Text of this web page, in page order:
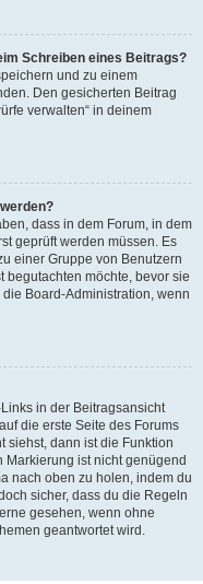
Schreiben eines Beitrags?
und zu einem
Den gesicherten Beitrag
verwalten“ in deinem
dass in dem Forum, in dem
geprüft werden müssen. Es
einer Gruppe von Benutzern
begutachten möchte, bevor sie
Board-Administration, wenn
in der Beitragsansicht
die erste Seite des Forums
siehst, dann ist die Funktion
ist nicht genügend
nach oben zu holen, indem du
sicher, dass du die Regeln
gesehen, wenn ohne
geantwortet wird.